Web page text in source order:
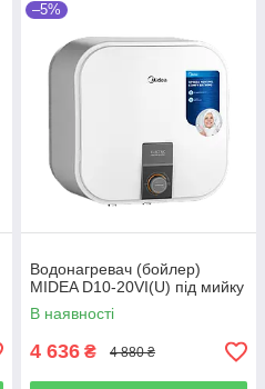
–5%
Водонагревач (бойлер)
MIDEA D10-20VI(U) під мийку
В наявності
4 636 ₴ 4 880 ₴